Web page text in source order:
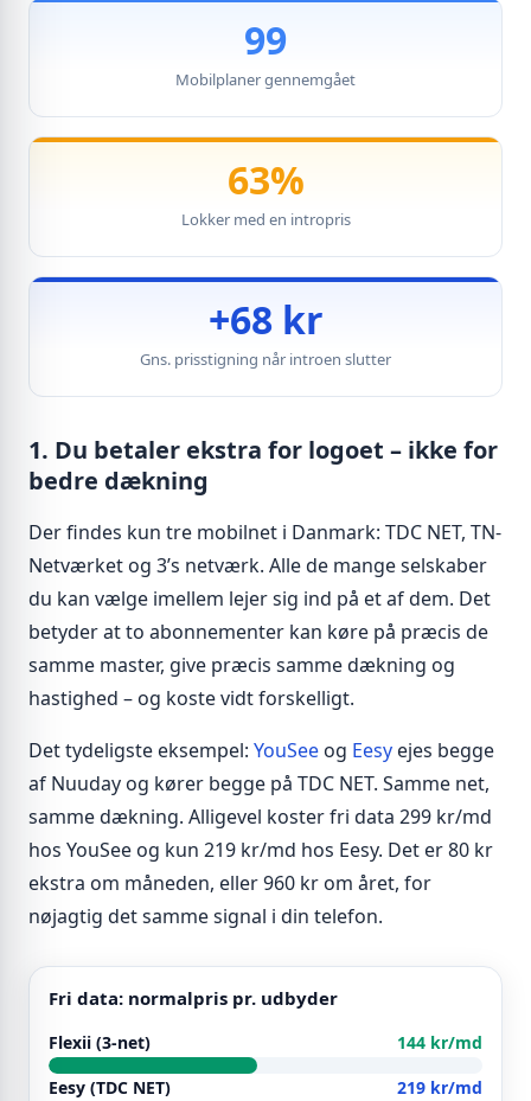
99
Mobilplaner gennemgået
63%
Lokker med en intropris
+68 kr
Gns. prisstigning når introen slutter
1. Du betaler ekstra for logoet – ikke for
bedre dækning
Der findes kun tre mobilnet i Danmark: TDC NET, TN-
Netværket og 3’s netværk. Alle de mange selskaber
du kan vælge imellem lejer sig ind på et af dem. Det
betyder at to abonnementer kan køre på præcis de
samme master, give præcis samme dækning og
hastighed – og koste vidt forskelligt.
Det tydeligste eksempel: YouSee og Eesy ejes begge
af Nuuday og kører begge på TDC NET. Samme net,
samme dækning. Alligevel koster fri data 299 kr/md
hos YouSee og kun 219 kr/md hos Eesy. Det er 80 kr
ekstra om måneden, eller 960 kr om året, for
nøjagtig det samme signal i din telefon.
Fri data: normalpris pr. udbyder
Flexii (3-net)
144 kr/md
Eesy (TDC NET)
219 kr/md